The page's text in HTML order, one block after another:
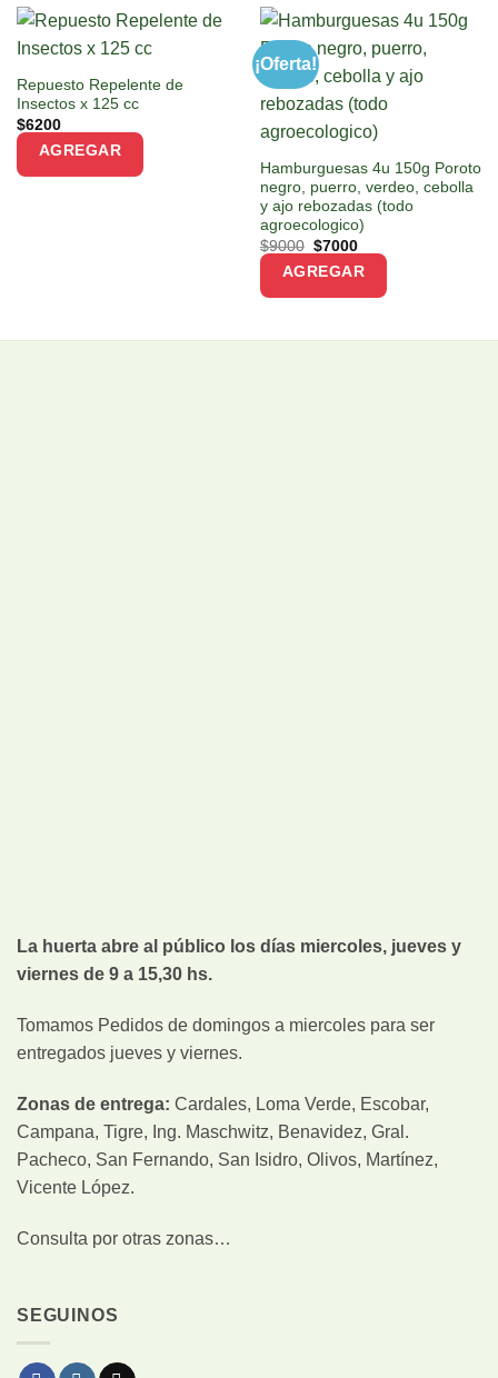
Repuesto Repelente de
Insectos x 125 cc
$6200
AGREGAR
¡Oferta!
Hamburguesas 4u 150g Poroto
negro, puerro, verdeo, cebolla
y ajo rebozadas (todo
agroecologico)
$9000 Original
was:
$7000Current
price
is:
$7000.
AGREGAR
La huerta abre al público los días miercoles, jueves y
viernes de 9 a 15,30 hs.
Tomamos Pedidos de domingos a miercoles para ser
entregados jueves y viernes.
Zonas de entrega: Cardales, Loma Verde, Escobar,
Campana, Tigre, Ing. Maschwitz, Benavidez, Gral.
Pacheco, San Fernando, San Isidro, Olivos, Martínez,
Vicente López.
Consulta por otras zonas…
SEGUINOS